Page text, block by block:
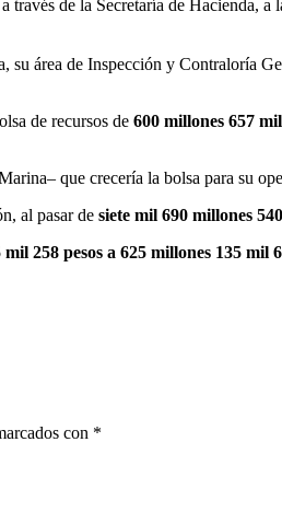
través de la Secretaría de
área de Inspección y Contraloría
de recursos de 600 millones 657
que crecería la bolsa para su
al pasar de siete mil 690 millones
258 pesos a 625 millones 135 mil
con *